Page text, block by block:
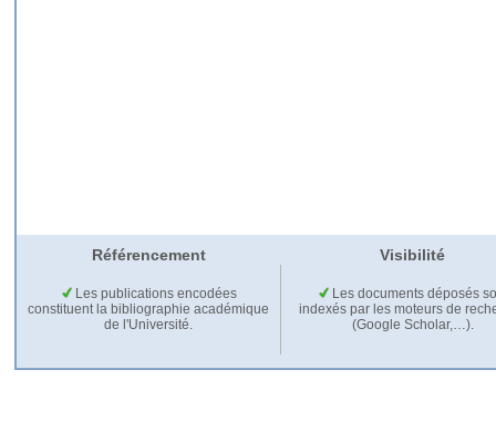
Référencement Visibilité
Les publications encodées
constituent la bibliographie académique
de l'Université.
Les documents déposés
indexés par les moteurs de
(Google Scholar,…).